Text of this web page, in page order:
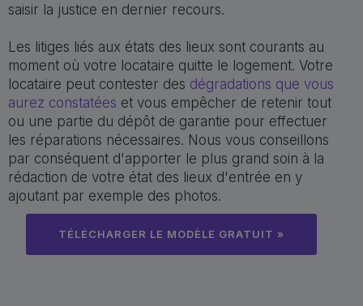
saisir la justice en dernier recours.
Les litiges liés aux états des lieux sont courants au
moment où votre locataire quitte le logement. Votre
locataire peut contester des dégradations que vous
aurez constatées et vous empêcher de retenir tout
ou une partie du dépôt de garantie pour effectuer
les réparations nécessaires. Nous vous conseillons
par conséquent d'apporter le plus grand soin à la
rédaction de votre état des lieux d'entrée en y
ajoutant par exemple des photos.
TÉLÉCHARGER LE MODÈLE GRATUIT »